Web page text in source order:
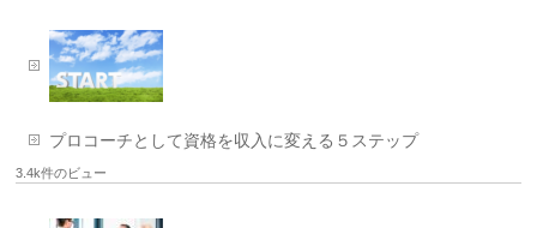
プロコーチとして資格を収入に変える５ステップ
3.4k件のビュー